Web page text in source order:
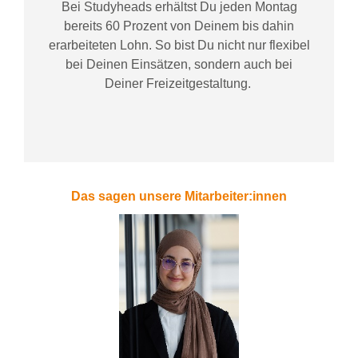
Bei Studyheadserhältst Du jeden Montag
bereits 60 Prozent von Deinem bis dahin
erarbeiteten Lohn. So bist Du nicht nur flexibel
bei Deinen Einsätzen, sondern auch bei
DeinerFreizeitgestaltung.
Das sagen unsere Mitarbeiter:innen